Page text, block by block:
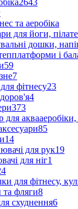
2643
та аеробіка
для йоги,
дошки,
і
59
7
фітнесу23
4
373
для
85
14
для рук19
для ніг1
для фітнесу,
фляги8
схуднення6